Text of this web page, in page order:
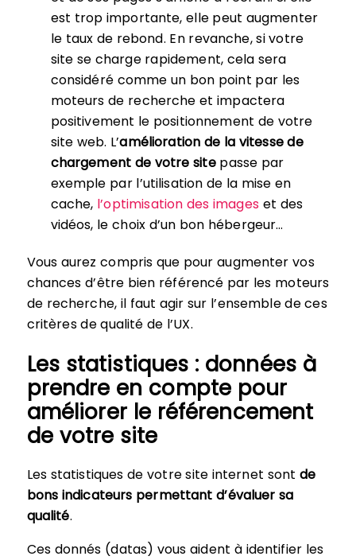
est trop importante, elle peut augmenter
le taux de rebond. En revanche, si votre
site se charge rapidement, cela sera
considéré comme un bon point par les
moteurs de recherche et impactera
positivement le positionnement de votre
site web. L’amélioration de la vitesse de
chargement de votre sitepasse par
exemple par l’utilisation de la mise en
cache, l’optimisation des imageset des
vidéos, le choix d’un bon hébergeur…
Vous aurez compris que pour augmenter vos
chances d’être bien référencé par les moteurs
de recherche, il faut agir sur l’ensemble de ces
critères de qualité de l’UX.
Les statistiques : données à
prendre en compte pour
améliorer le référencement
de votre site
Les statistiques de votre site internet sont de
bons indicateurs permettant d’évaluer sa
qualité.
Ces donnés (datas) vous aident à identifier les